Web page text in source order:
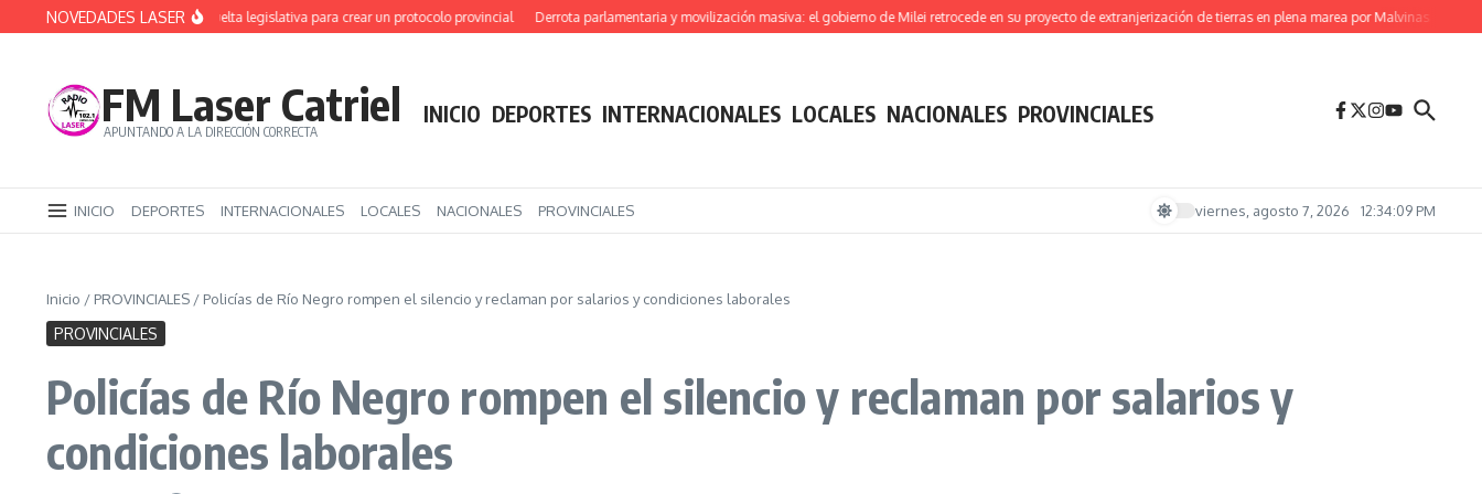
Saltar al contenido
NOVEDADES LASER
Alerta Sofía: primera vuelta legislativa para crear un protocolo provincial Derrota parlamentaria y movilización masiva: el gobierno de Milei retrocede en su proyecto de extranjerización de tierras en plena marea por Malvinas (Videos)
FM Laser Catriel
APUNTANDO A LA DIRECCIÓN CORRECTA
INICIO DEPORTES INTERNACIONALES LOCALES NACIONALES PROVINCIALES
INICIO DEPORTES INTERNACIONALES LOCALES NACIONALES PROVINCIALES viernes, agosto 7, 2026 12:34:10 PM
Inicio / PROVINCIALES / Policías de Río Negro rompen el silencio y reclaman por salarios y condiciones laborales
PROVINCIALES
Policías de Río Negro rompen el silencio y reclaman por salarios y
condiciones laborales